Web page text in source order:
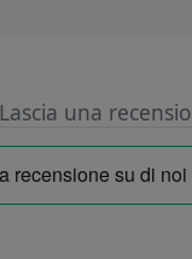
Lascia una